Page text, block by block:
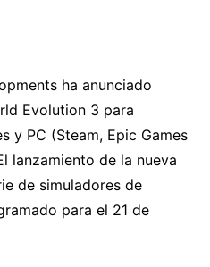
ha anunciado
Evolution 3 para
y PC (Steam, Epic Games
lanzamiento de la nueva
de simuladores de
para el 21 de